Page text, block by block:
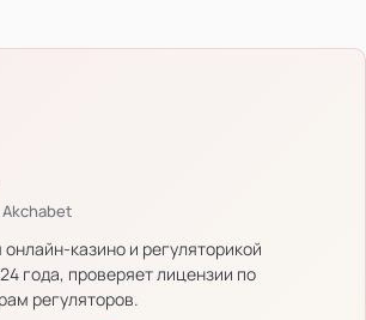
казино и регуляторикой
года, проверяет лицензии по
регуляторов.